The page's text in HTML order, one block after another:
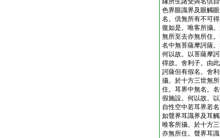
色界眼識界及眼觸
名。倶無所有不可
復如是。唯客所攝
無所至去亦無所住
名中無菩薩摩訶薩
何以故。以菩薩摩
得故。舍利子。由
訶薩但有假名。舍
攝。於十方三世無
住。耳界中無名。
假施設。何以故。
自性空中若耳界若
如聲界耳識界及耳
唯客所攝。於十方
亦無所住。聲界耳